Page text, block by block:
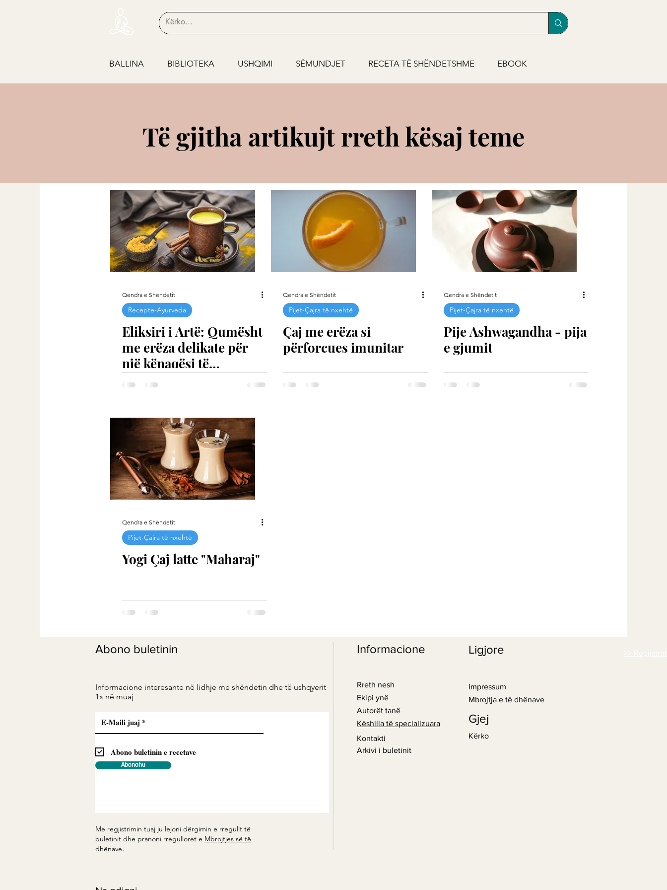
BALLINA BIBLIOTEKA USHQIMI SËMUNDJET RECETA TË SHËNDETSHME EBOOK
Të gjitha artikujt rreth kësaj teme
Qendra e Shëndetit
Recepte-Ayurveda
Eliksiri i Artë: Qumësht
me erëza delikate për
një kënaqësi të
sofistikuar
Qendra e Shëndetit
Pijet-Çajra të nxehtë
Çaj me erëza si
përforcues imunitar
Qendra e Shëndetit
Pijet-Çajra të nxehtë
Pije Ashwagandha - pija
e gjumit
Qendra e Shëndetit
Pijet-Çajra të nxehtë
Yogi Çaj latte "Maharaj"
Abono buletinin
Informacione interesante në lidhje me shëndetin dhe të ushqyerit
1x në muaj
Abono buletinin e recetave
Abonohu
Me regjistrimin tuaj ju lejoni dërgimin e rregullt të
buletinit dhe pranoni rregulloret e Mbrojtjes së të
dhënave.
Informacione
Rreth nesh
Ekipi ynë
Autorët tanë
Këshilla të specializuara
Kontakti
Ligjore
Impressum
Mbrojtja e të dhënave
Gjej
Kërko
Arkivi i buletinit